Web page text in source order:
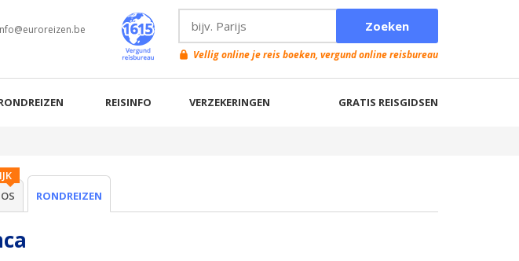
Vellig online je reis boeken, vergund online reisbureau
REISINFO VERZEKERINGEN GRATIS REISGIDSEN
RONDREIZEN